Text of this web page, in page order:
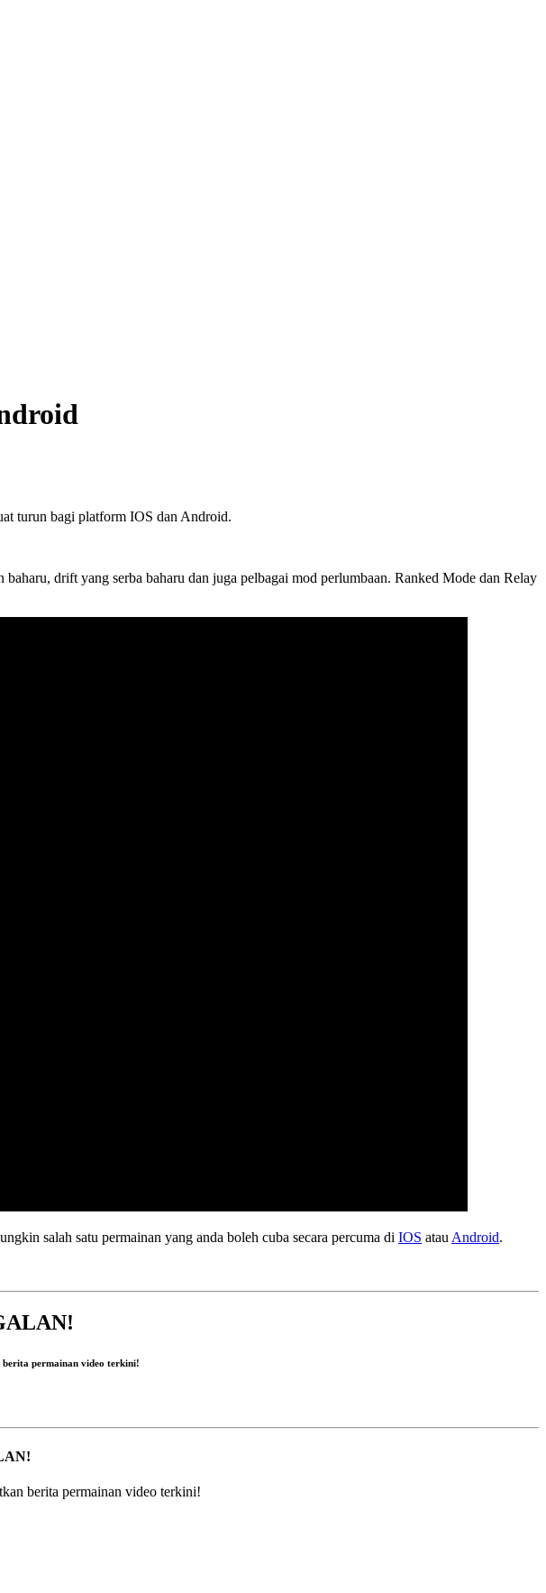
turun bagi platform IOS dan Android.
drift yang serba baharu dan juga pelbagai mod perlumbaan. Ranked Mode dan Relay
salah satu permainan yang anda boleh cuba secara percuma di IOS atau Android.
permainan video terkini!
berita permainan video terkini!